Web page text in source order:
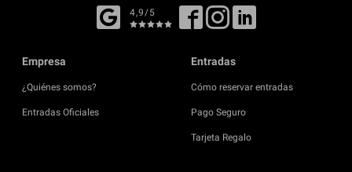
4,9/5
Empresa
¿Quiénes somos?
Entradas Oficiales
Entradas
Cómo reservar entradas
Pago Seguro
Tarjeta Regalo